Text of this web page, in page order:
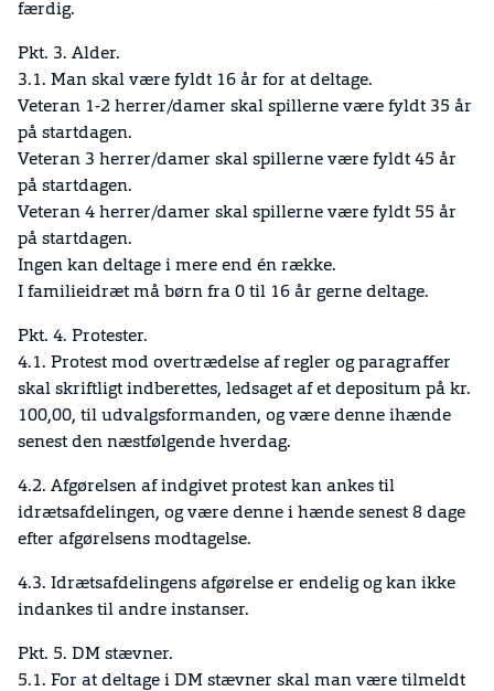
færdig.
Pkt. 3. Alder.
3.1. Man skal være fyldt 16 år for at deltage.
Veteran 1-2 herrer/damer skal spillerne være fyldt 35 år
på startdagen.
Veteran 3 herrer/damer skal spillerne være fyldt 45 år
på startdagen.
Veteran 4 herrer/damer skal spillerne være fyldt 55 år
på startdagen.
Ingen kan deltage i mere end én række.
I familieidræt må børn fra 0 til 16 år gerne deltage.
Pkt. 4. Protester.
4.1. Protest mod overtrædelse af regler og paragraffer
skal skriftligt indberettes, ledsaget af et depositum på kr.
100,00, til udvalgsformanden, og være denne ihænde
senest den næstfølgende hverdag.
4.2. Afgørelsen af indgivet protest kan ankes til
idrætsafdelingen, og være denne i hænde senest 8 dage
efter afgørelsens modtagelse.
4.3. Idrætsafdelingens afgørelse er endelig og kan ikke
indankes til andre instanser.
Pkt. 5. DM stævner.
5.1. For at deltage i DM stævner skal man være tilmeldt